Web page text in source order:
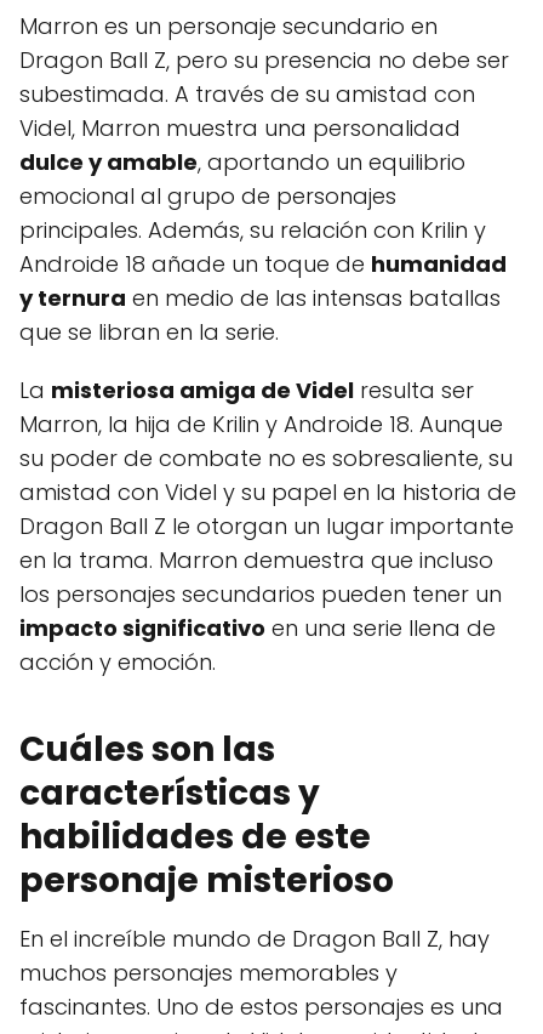
Marron es un personaje secundario en
Dragon Ball Z, pero su presencia no debe ser
subestimada. A través de su amistad con
Videl, Marron muestra una personalidad
dulce y amable, aportando un equilibrio
emocional al grupo de personajes
principales. Además, su relación con Krilin y
Androide 18 añade un toque de humanidad
y ternura en medio de las intensas batallas
que se libran en la serie.
La misteriosa amiga de Videl resulta ser
Marron, la hija de Krilin y Androide 18. Aunque
su poder de combate no es sobresaliente, su
amistad con Videl y su papel en la historia de
Dragon Ball Z le otorgan un lugar importante
en la trama. Marron demuestra que incluso
los personajes secundarios pueden tener un
impacto significativo en una serie llena de
acción y emoción.
Cuáles son las
características y
habilidades de este
personaje misterioso
En el increíble mundo de Dragon Ball Z, hay
muchos personajes memorables y
fascinantes. Uno de estos personajes es una